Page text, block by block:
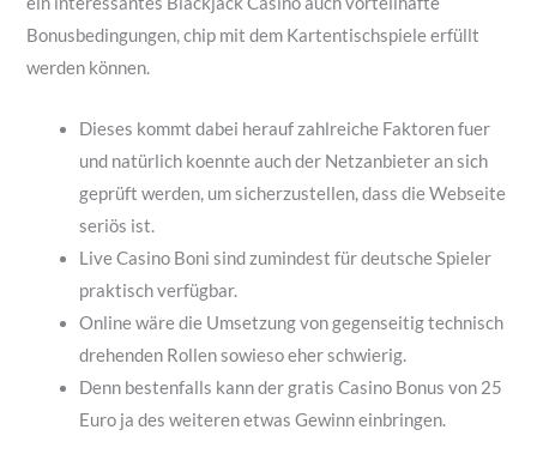
Bonusbedingungen, chip mit dem Kartentischspiele erfüllt
werden können.
Dieses kommt dabei herauf zahlreiche Faktoren fuer
und natürlich koennte auch der Netzanbieter an sich
geprüft werden, um sicherzustellen, dass die Webseite
seriös ist.
Live Casino Boni sind zumindest für deutsche Spieler
praktisch verfügbar.
Online wäre die Umsetzung von gegenseitig technisch
drehenden Rollen sowieso eher schwierig.
Denn bestenfalls kann der gratis Casino Bonus von 25
Euro ja des weiteren etwas Gewinn einbringen.